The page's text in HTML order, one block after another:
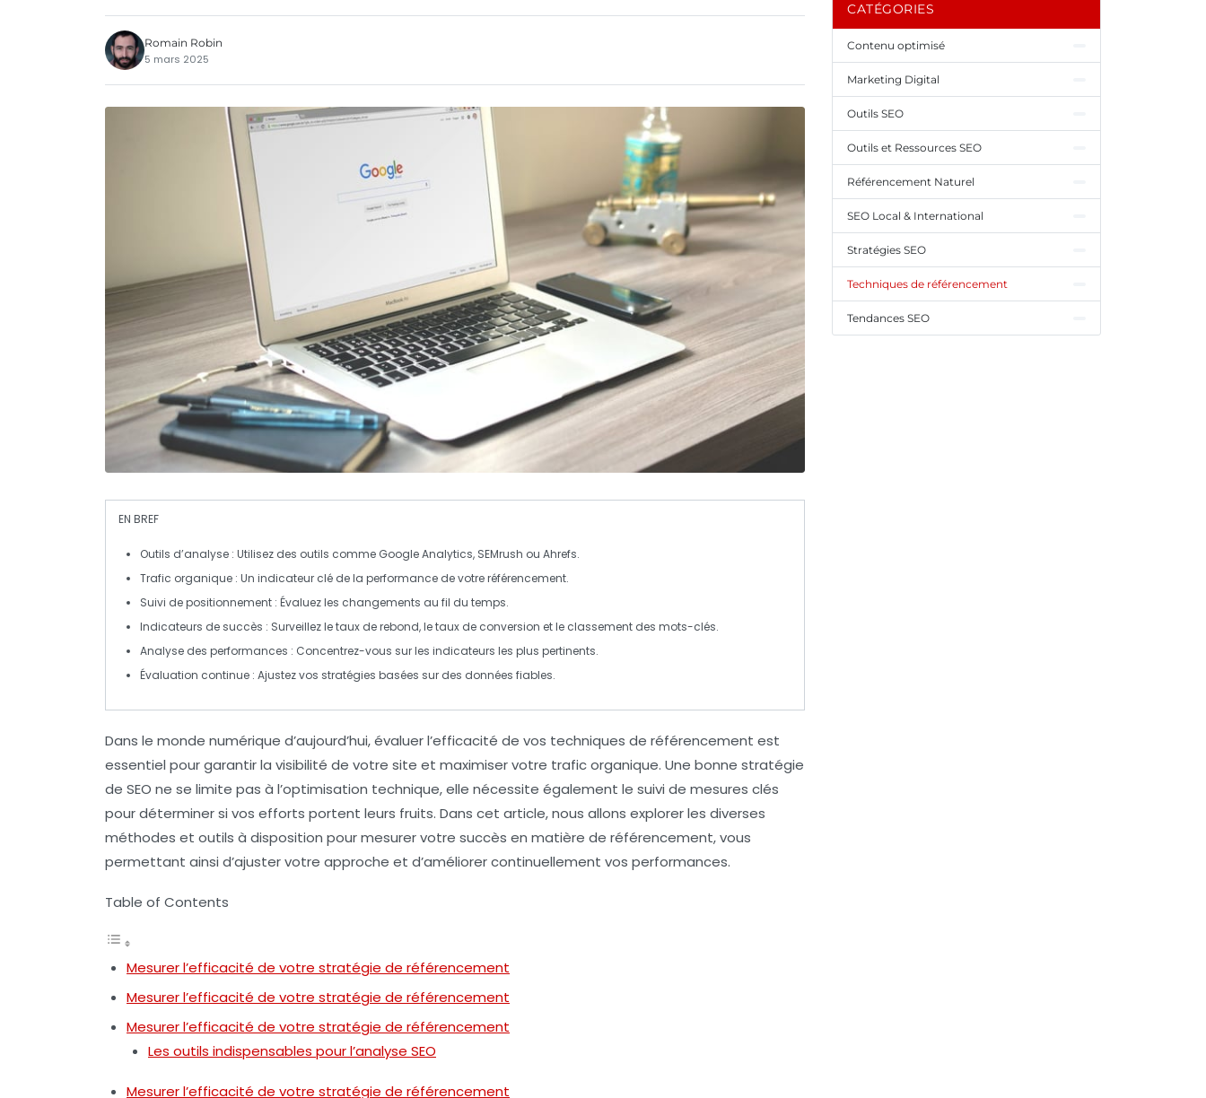
Romain Robin
5 mars 2025
EN BREF
Outils d’analyse : Utilisez des outils comme Google Analytics, SEMrush ou Ahrefs.
Trafic organique : Un indicateur clé de la performance de votre référencement.
Suivi de positionnement : Évaluez les changements au fil du temps.
Indicateurs de succès : Surveillez le taux de rebond, le taux de conversion et le classement des mots-clés.
Analyse des performances : Concentrez-vous sur les indicateurs les plus pertinents.
Évaluation continue : Ajustez vos stratégies basées sur des données fiables.
Dans le monde numérique d’aujourd’hui, évaluer l’efficacité de vos techniques de référencement est
essentiel pour garantir la visibilité de votre site et maximiser votre trafic organique. Une bonne stratégie
de SEO ne se limite pas à l’optimisation technique, elle nécessite également le suivi de mesures clés
pour déterminer si vos efforts portent leurs fruits. Dans cet article, nous allons explorer les diverses
méthodes et outils à disposition pour mesurer votre succès en matière de référencement, vous
permettant ainsi d’ajuster votre approche et d’améliorer continuellement vos performances.
Table of Contents
Mesurer l’efficacité de votre stratégie de référencement
Mesurer l’efficacité de votre stratégie de référencement
Mesurer l’efficacité de votre stratégie de référencement
Les outils indispensables pour l’analyse SEO
Mesurer l’efficacité de votre stratégie de référencement
CATÉGORIES
Contenu optimisé
Marketing Digital
Outils SEO
Outils et Ressources SEO
Référencement Naturel
SEO Local & International
Stratégies SEO
Techniques de référencement
Tendances SEO